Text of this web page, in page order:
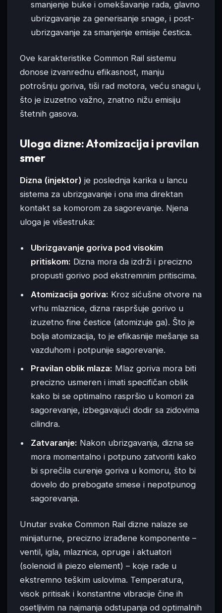
smanjenje buke i omekšavanje rada, glavno
ubrizgavanje za generisanje snage, i post-
ubrizgavanje za smanjenje emisije čestica.
Ove karakteristike Common Rail sistemu
donose izvanrednu efikasnost, manju
potrošnju goriva, tiši rad motora, veću snagu i,
što je izuzetno važno, znatno nižu emisiju
štetnih gasova.
Uloga dizne: Atomizacija i pravilan
smer
Dizna (injektor) je poslednja karika u lancu
sistema za ubrizgavanje i ona ima direktan
kontakt sa komorom za sagorevanje. Njena
uloga je višestruka:
Ubrizgavanje goriva pod visokim
pritiskom: Dizna mora da izdrži i precizno
propusti gorivo pod ekstremnim pritiscima.
Atomizacija goriva: Kroz sićušne otvore na
vrhu mlaznice, dizna raspršuje gorivo u
izuzetno fine čestice (atomizuje ga). Što je
bolja atomizacija, to je efikasnije mešanje sa
vazduhom i potpunije sagorevanje.
Pravilan oblik mlaza: Mlaz goriva mora biti
precizno usmeren i imati specifičan oblik
kako bi se optimalno raspršio u komori za
sagorevanje, izbegavajući dodir sa zidovima
cilindra.
Zatvaranje: Nakon ubrizgavanja, dizna se
mora momentalno i potpuno zatvoriti kako
bi sprečila curenje goriva u komoru, što bi
dovelo do prebogate smese i nepotpunog
sagorevanja.
Unutar svake Common Rail dizne nalaze se
minijaturne, precizno izrađene komponente –
ventil, igla, mlaznica, opruge i aktuatori
(solenoid ili piezo element) – koje rade u
ekstremno teškim uslovima. Temperatura,
visok pritisak i konstantne vibracije čine ih
osetljivim na najmanja odstupanja od optimalnih